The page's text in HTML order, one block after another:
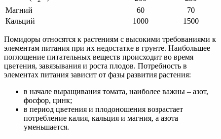
Магний
60
70
Кальций
1000 1500
Помидоры относятся к растениям с высокими требованиями к
элементам питания при их недостатке в грунте. Наибольшее
поглощение питательных веществ происходит во время
цветения, завязывания и роста плодов. Потребность в
элементах питания зависит от фазы развития растения:
в начале выращивания томата, наиболее важны – азот,
фосфор, цинк;
в период цветения и плодоношения возрастает
потребление калия, кальция и магния, а азота
уменьшается.